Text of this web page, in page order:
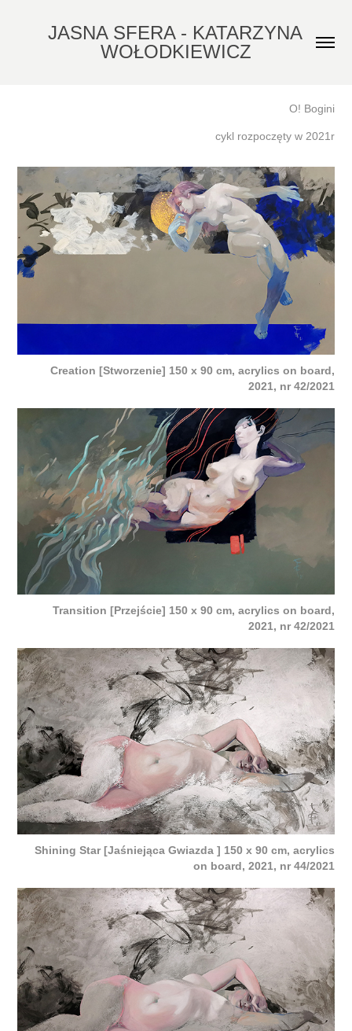
JASNA SFERA - KATARZYNA
WOŁODKIEWICZ
O! Bogini
cykl rozpoczęty w 2021r
Creation [Stworzenie] 150 x 90 cm, acrylics on board,
2021, nr 42/2021
Transition [Przejście] 150 x 90 cm, acrylics on board,
2021, nr 42/2021
Shining Star [Jaśniejąca Gwiazda ] 150 x 90 cm, acrylics
on board, 2021, nr 44/2021